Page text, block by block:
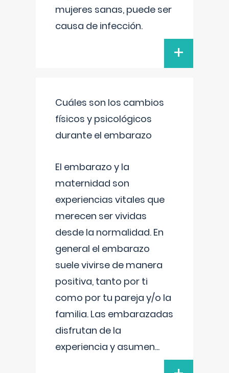
mujeres sanas, puede ser
causa de infección.
+
Cuáles son los cambios
físicos y psicológicos
durante el embarazo
El embarazo y la
maternidad son
experiencias vitales que
merecen ser vividas
desde la normalidad. En
general el embarazo
suele vivirse de manera
positiva, tanto por ti
como por tu pareja y/o la
familia. Las embarazadas
disfrutan de la
experiencia y asumen...